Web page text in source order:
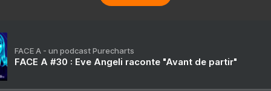
FACE A - un podcast Purecharts
FACE A #30 : Eve Angeli raconte "Avant de partir"